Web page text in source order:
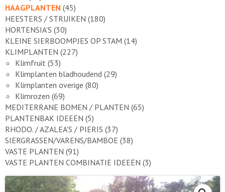
HAAGPLANTEN (45)
HEESTERS / STRUIKEN (180)
HORTENSIA'S (30)
KLEINE SIERBOOMPJES OP STAM (14)
KLIMPLANTEN (227)
Klimfruit (53)
Klimplanten bladhoudend (29)
Klimplanten overige (80)
Klimrozen (69)
MEDITERRANE BOMEN / PLANTEN (65)
PLANTENBAK IDEEËN (5)
RHODO. / AZALEA'S / PIERIS (37)
SIERGRASSEN/VARENS/BAMBOE (38)
VASTE PLANTEN (91)
VASTE PLANTEN COMBINATIE IDEEËN (3)